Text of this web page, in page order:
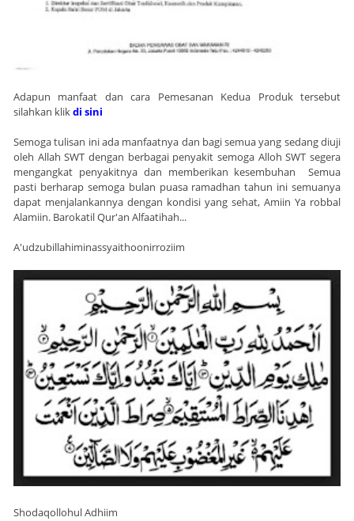
Adapun manfaat dan cara Pemesanan Kedua Produk tersebut
silahkan klik di sini
Semoga tulisan ini ada manfaatnya dan bagi semua yang sedang diuji
oleh Allah SWT dengan berbagai penyakit semoga Alloh SWT segera
mengangkat penyakitnya dan memberikan kesembuhan Semua
pasti berharap semoga bulan puasa ramadhan tahun ini semuanya
dapat menjalankannya dengan kondisi yang sehat, Amiin Ya robbal
Alamiin. Barokatil Qur'an Alfaatihah...
A'udzubillahiminassyaithoonirroziim
Shodaqollohul Adhiim